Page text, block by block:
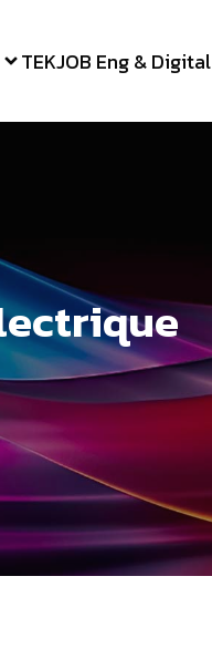
TEKJOB Eng & Digital